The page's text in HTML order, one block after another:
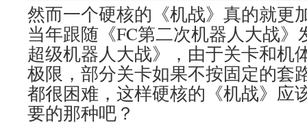
然而一个硬核的《机战》真的就更
当年跟随《FC第二次机器人大战》
超级机器人大战》，由于关卡和机
极限，部分关卡如果不按固定的套
都很困难，这样硬核的《机战》应
要的那种吧？